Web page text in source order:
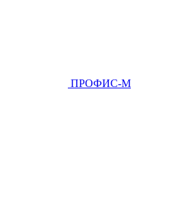
ПРОФИС-М